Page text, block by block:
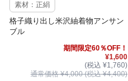
素材：正絹
格子織り出し米沢紬着物アンサン
ブル
期間限定60％OFF！
¥1,600
(税込 ¥1,760)
通常価格 ¥4,000 (税込 ¥4,400)